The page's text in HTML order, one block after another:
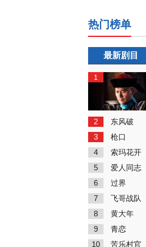
热门榜单
最新剧目
1
2 东风破
3 枪口
4 索玛花开
5 爱人同志
6 过界
7 飞哥战队
8 黄大年
9 青恋
10 苦乐村官